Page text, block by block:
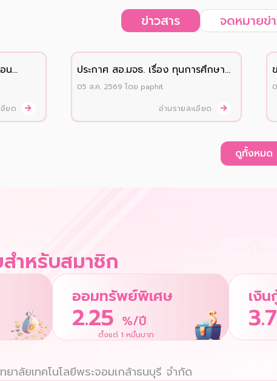
ข่าวสาร จดหมายข่
น
อียด
ประกาศ สอ.มจธ. เรื่อง ทุนการศึกษา
บุตรสมาชิกและบุตรสมาชิกสมทบ
05 ส.ค. 2569 โดย paphit
อ่านรายละเอียด
ดูทั้งหมด
ำหรับสมาชิก
ออมทรัพย์พิเศษ
2.25 %/ปี
ตั้งแต่ 1 หมื่นบาท
เงิน
ลัยเทคโนโลยีพระจอมเกล้าธนบุรี จำกัด